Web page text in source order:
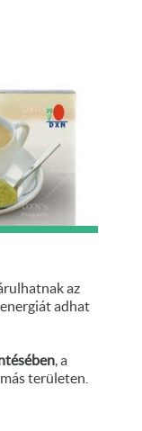
az
adhat
, a
területen.